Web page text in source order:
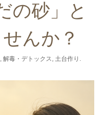
の砂」と
んか？
, 解毒・デトックス, 土台作り.